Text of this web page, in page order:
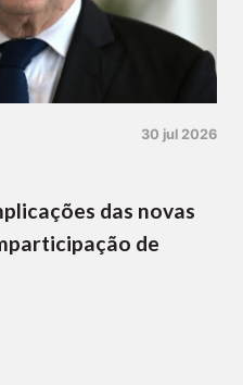
30 jul 2026
das novas
de